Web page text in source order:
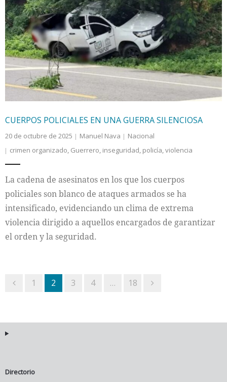
CUERPOS POLICIALES EN UNA GUERRA SILENCIOSA
20 de octubre de 2025 Manuel Nava
Nacional
crimen organizado, Guerrero, inseguridad, policía,violencia
La cadena de asesinatos en los que los cuerpos
policiales son blanco de ataques armados se ha
intensificado, evidenciando un clima de extrema
violencia dirigido a aquellos encargados de garantizar
el orden y la seguridad.
1 2 3 4 … 18
Directorio